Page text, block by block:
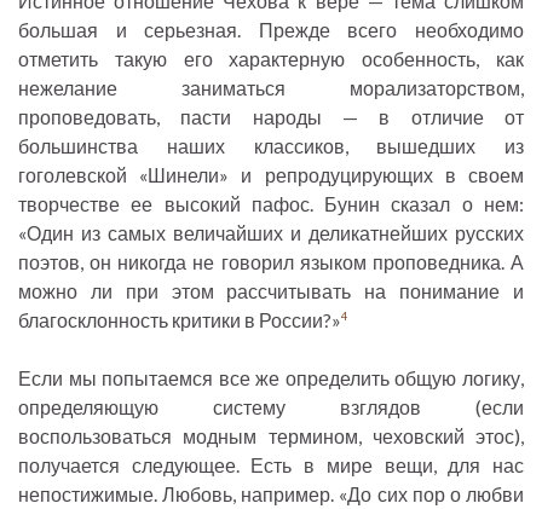
большая и серьезная. Прежде всего необходимо
отметить такую его характерную особенность, как
нежелание заниматься морализаторством,
проповедовать, пасти народы — в отличие от
большинства наших классиков, вышедших из
гоголевской «Шинели» и репродуцирующих в своем
творчестве ее высокий пафос. Бунин сказал о нем:
«Один из самых величайших и деликатнейших русских
поэтов, он никогда не говорил языком проповедника. А
можно ли при этом рассчитывать на понимание и
благосклонность критики в России?»4
Если мы попытаемся все же определить общую логику,
определяющую систему взглядов (если
воспользоваться модным термином, чеховский этос),
получается следующее. Есть в мире вещи, для нас
непостижимые. Любовь, например. «До сих пор о любви